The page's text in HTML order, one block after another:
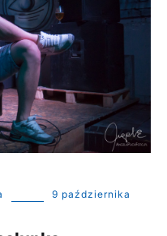
9 października